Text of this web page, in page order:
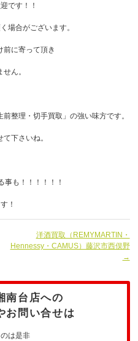
です！！
場合がございます。
前に寄って頂き
ん。
整理・切手買取」の強い味方です。
下さいね。
も！！！！！！
！
洋酒買取（REMYMARTIN・
Hennessy・CAMUS）藤沢市西俣野
→
南台店への
お問い合せは
は是非